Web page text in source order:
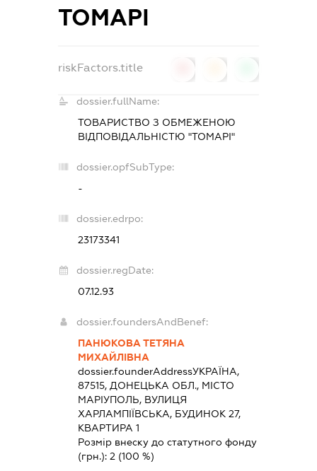
ТОМАРІ
riskFactors.title
dossier.fullName:
ТОВАРИСТВО З ОБМЕЖЕНОЮ
ВІДПОВІДАЛЬНІСТЮ "ТОМАРІ"
dossier.opfSubType:
-
dossier.edrpo:
23173341
dossier.regDate:
07.12.93
dossier.foundersAndBenef:
ПАНЮКОВА ТЕТЯНА
МИХАЙЛІВНА
dossier.founderAddressУКРАЇНА,
87515, ДОНЕЦЬКА ОБЛ., МІСТО
МАРІУПОЛЬ, ВУЛИЦЯ
ХАРЛАМПІЇВСЬКА, БУДИНОК 27,
КВАРТИРА 1
Розмір внеску до статутного фонду
(грн.):2 (100 %)